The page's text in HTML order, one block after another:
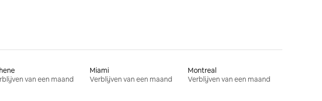
van een maand
Miami
Verblijven van een maand
Montreal
Verblijven van een maand